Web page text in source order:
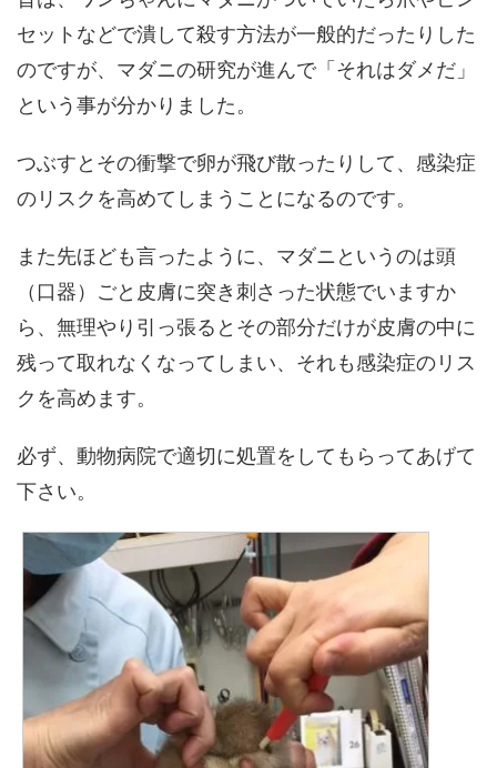
セットなどで潰して殺す方法が一般的だったりした
のですが、マダニの研究が進んで「それはダメだ」
という事が分かりました。
つぶすとその衝撃で卵が飛び散ったりして、感染症
のリスクを高めてしまうことになるのです。
また先ほども言ったように、マダニというのは頭
（口器）ごと皮膚に突き刺さった状態でいますか
ら、無理やり引っ張るとその部分だけが皮膚の中に
残って取れなくなってしまい、それも感染症のリス
クを高めます。
必ず、動物病院で適切に処置をしてもらってあげて
下さい。